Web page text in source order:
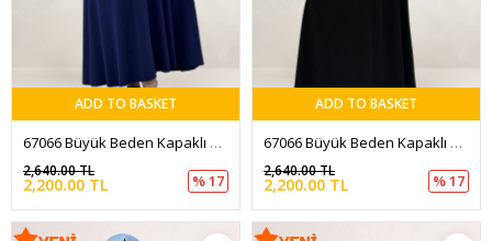
ADD TO BASKET
67066 Büyük Beden Kapaklı Cepli Etekli Modal Takım - İndigo
2,200.00 TL
2,640.00 TL
% 17
ADD TO BASKET
67066 Büyük Beden Kapaklı Cepli Etekli Modal Takım - Siyah
2,200.00 TL
2,640.00 TL
% 17